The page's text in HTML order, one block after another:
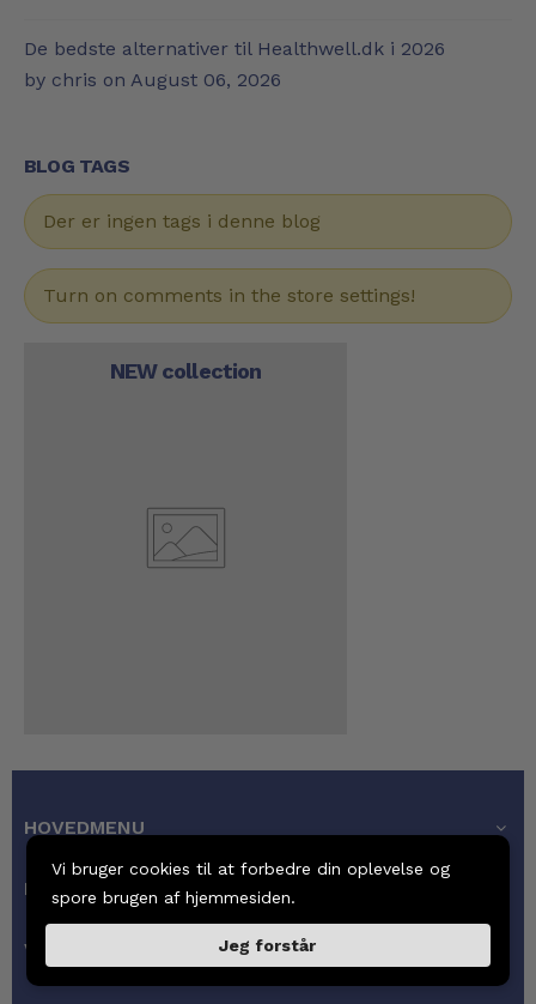
De bedste alternativer til Healthwell.dk i 2026
by chris on August 06, 2026
BLOG TAGS
Der er ingen tags i denne blog
Turn on comments in the store settings!
NEW collection
HOVEDMENU
KUNDESERVICE
VORES GARANTI
Vi bruger cookies til at forbedre din oplevelse og
spore brugen af hjemmesiden.
Jeg forstår